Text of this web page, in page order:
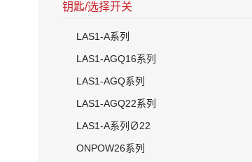
钥匙/选择开关
LAS1-A系列
LAS1-AGQ16系列
LAS1-AGQ系列
LAS1-AGQ22系列
LAS1-A系列∅22
ONPOW26系列